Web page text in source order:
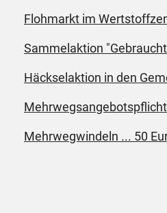
Flohmarkt im
Sammelaktion
Häckselaktion in den
Mehrwegsangebotspflicht
Mehrwegwindeln ... 50